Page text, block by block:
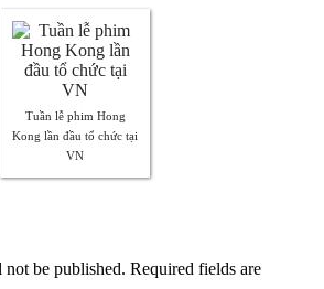
Tuần lễ phim Hong
Kong lần đầu tổ chức tại
VN
be published. Required fields are